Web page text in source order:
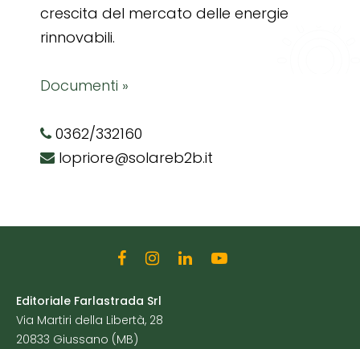
crescita del mercato delle energie
rinnovabili.
Documenti »
0362/332160
lopriore@solareb2b.it
Editoriale Farlastrada Srl
Via Martiri della Libertà, 28
20833 Giussano (MB)